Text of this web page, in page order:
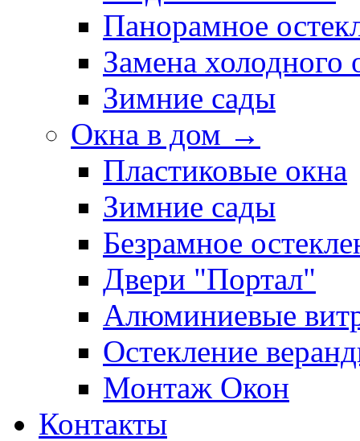
Панорамное
Замена холодного
Зимние сады
Окна в дом →
Пластиковые окна
Зимние сады
Безрамное
Двери "Портал"
Алюминиевые
Остекление
Монтаж Окон
Контакты